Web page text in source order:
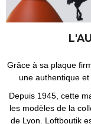
Grâce à sa plaque
une authentique
Depuis 1945, cette
les modèles de la
de Lyon. Loftboutik